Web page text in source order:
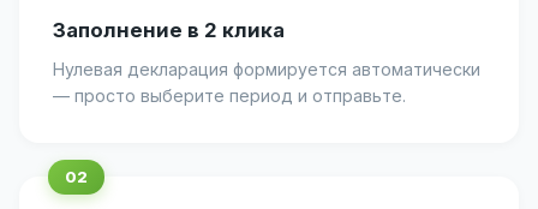
Заполнение в 2 клика
Нулевая декларация формируется автоматически
— просто выберите период и отправьте.